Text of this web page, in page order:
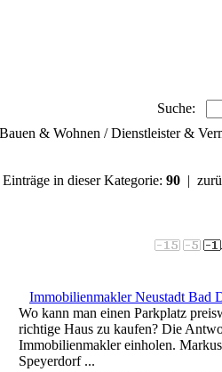
Suche:
& Wohnen / Dienstleister &
Einträge in dieser Kategorie: 90 |
Immobilienmakler Neustadt Bad
Wo kann man einen Parkplatz
richtige Haus zu kaufen? Die
Immobilienmakler einholen.
Speyerdorf ...